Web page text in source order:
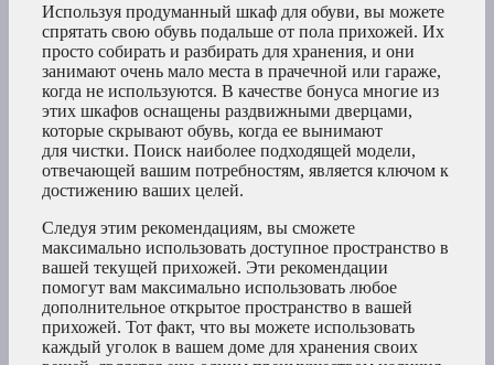
Используя продуманный шкаф для обуви, вы можете
спрятать свою обувь подальше от пола прихожей. Их
просто собирать и разбирать для хранения, и они
занимают очень мало места в прачечной или гараже,
когда не используются. В качестве бонуса многие из
этих шкафов оснащены раздвижными дверцами,
которые скрывают обувь, когда ее вынимают
для чистки. Поиск наиболее подходящей модели,
отвечающей вашим потребностям, является ключом к
достижению ваших целей.
Следуя этим рекомендациям, вы сможете
максимально использовать доступное пространство в
вашей текущей прихожей. Эти рекомендации
помогут вам максимально использовать любое
дополнительное открытое пространство в вашей
прихожей. Тот факт, что вы можете использовать
каждый уголок в вашем доме для хранения своих